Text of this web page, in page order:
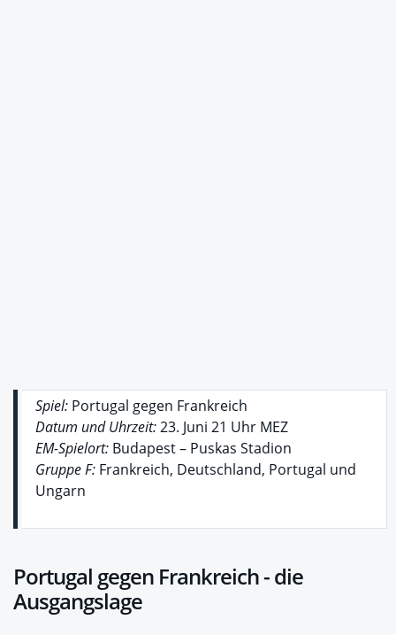
Spiel: Portugal gegen Frankreich
Datum und Uhrzeit:23. Juni 21 Uhr MEZ
EM-Spielort: Budapest – Puskas Stadion
Gruppe F: Frankreich, Deutschland, Portugal und
Ungarn
Portugal gegen Frankreich - die
Ausgangslage